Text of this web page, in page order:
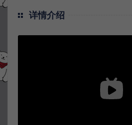
详情介绍